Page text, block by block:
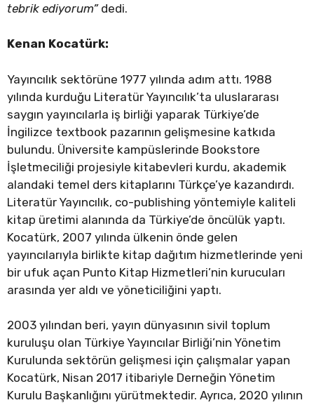
tebrik ediyorum”dedi.
Kenan Kocatürk:
Yayıncılık sektörüne 1977 yılında adım attı. 1988
yılında kurduğu Literatür Yayıncılık’ta uluslararası
saygın yayıncılarla iş birliği yaparak Türkiye’de
İngilizce textbook pazarının gelişmesine katkıda
bulundu. Üniversite kampüslerinde Bookstore
İşletmeciliği projesiyle kitabevleri kurdu, akademik
alandaki temel ders kitaplarını Türkçe’ye kazandırdı.
Literatür Yayıncılık, co-publishing yöntemiyle kaliteli
kitap üretimi alanında da Türkiye’de öncülük yaptı.
Kocatürk, 2007 yılında ülkenin önde gelen
yayıncılarıyla birlikte kitap dağıtım hizmetlerinde yeni
bir ufuk açan Punto Kitap Hizmetleri’nin kurucuları
arasında yer aldı ve yöneticiliğini yaptı.
2003 yılından beri, yayın dünyasının sivil toplum
kuruluşu olan Türkiye Yayıncılar Birliği’nin Yönetim
Kurulunda sektörün gelişmesi için çalışmalar yapan
Kocatürk, Nisan 2017 itibariyle Derneğin Yönetim
Kurulu Başkanlığını yürütmektedir. Ayrıca, 2020 yılının